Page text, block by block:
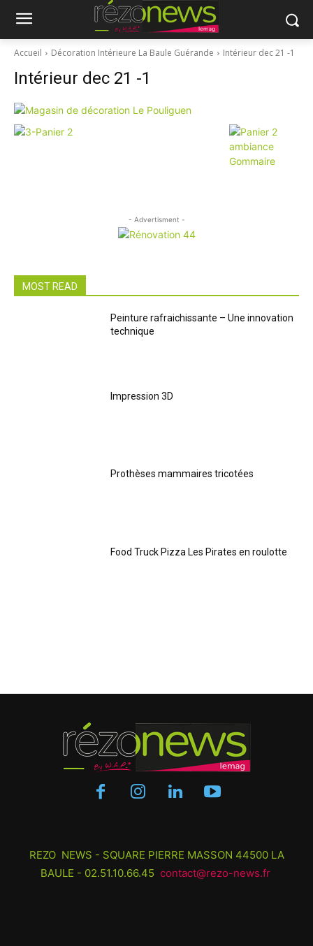
Accueil Décoration Intérieure La Baule Guérande Intérieur dec 21 -1
Intérieur dec 21 -1
- Advertisment -
MOST READ
Peinture rafraichissante – Une innovation
technique
Impression 3D
Prothèses mammaires tricotées
Food Truck Pizza Les Pirates en roulotte
REZO NEWS - SQUARE PIERRE MASSON 44500 LA
BAULE - 02.51.10.66.45 contact@rezo-news.fr